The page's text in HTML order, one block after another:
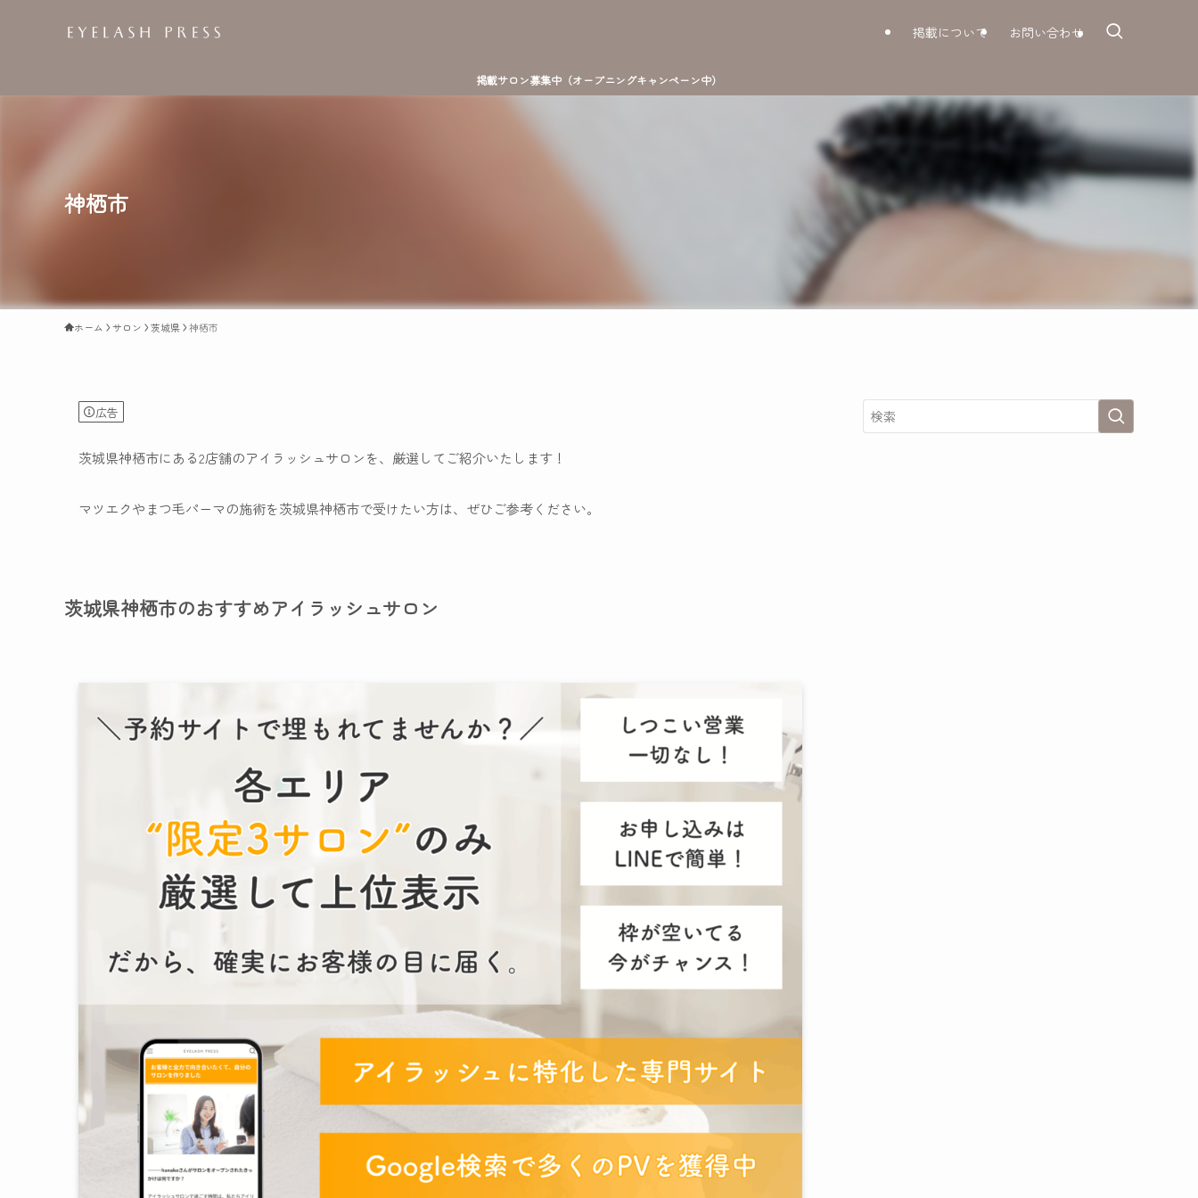
掲載について お問い合わせ
掲載サロン募集中（オープニングキャンペーン中）
神栖市
ホーム サロン 茨城県 神栖市
広告
茨城県神栖市にある2店舗のアイラッシュサロンを、厳選してご紹介いたします！
マツエクやまつ毛パーマの施術を茨城県神栖市で受けたい方は、ぜひご参考ください。
茨城県神栖市のおすすめアイラッシュサロン